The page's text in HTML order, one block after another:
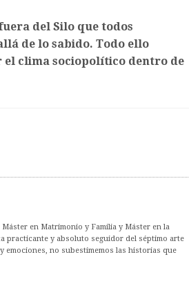
del Silo que todos
de lo sabido. Todo ello
el clima sociopolítico dentro de
en Matrimonio y Familia y Máster en la
practicante y absoluto seguidor del séptimo arte
emociones, no subestimemos las historias que